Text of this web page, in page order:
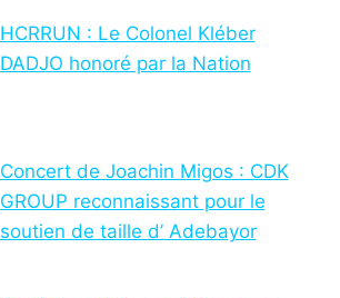
HCRRUN : Le Colonel Kléber
DADJO honoré par la Nation
Concert de Joachin Migos : CDK
GROUP reconnaissant pour le
soutien de taille d’ Adebayor